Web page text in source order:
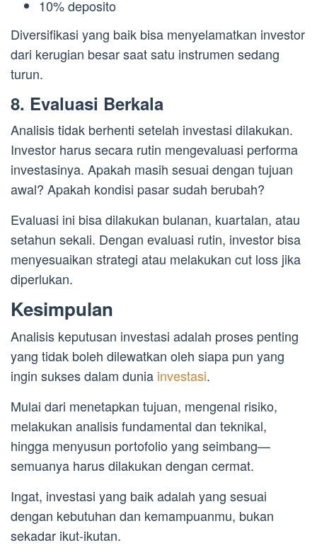
10% deposito
Diversifikasi yang baik bisa menyelamatkan investor
dari kerugian besar saat satu instrumen sedang
turun.
8. Evaluasi Berkala
Analisis tidak berhenti setelah investasi dilakukan.
Investor harus secara rutin mengevaluasi performa
investasinya. Apakah masih sesuai dengan tujuan
awal? Apakah kondisi pasar sudah berubah?
Evaluasi ini bisa dilakukan bulanan, kuartalan, atau
setahun sekali. Dengan evaluasi rutin, investor bisa
menyesuaikan strategi atau melakukan cut loss jika
diperlukan.
Kesimpulan
Analisis keputusan investasi adalah proses penting
yang tidak boleh dilewatkan oleh siapa pun yang
ingin sukses dalam dunia investasi.
Mulai dari menetapkan tujuan, mengenal risiko,
melakukan analisis fundamental dan teknikal,
hingga menyusun portofolio yang seimbang—
semuanya harus dilakukan dengan cermat.
Ingat, investasi yang baik adalah yang sesuai
dengan kebutuhan dan kemampuanmu, bukan
sekadar ikut-ikutan.